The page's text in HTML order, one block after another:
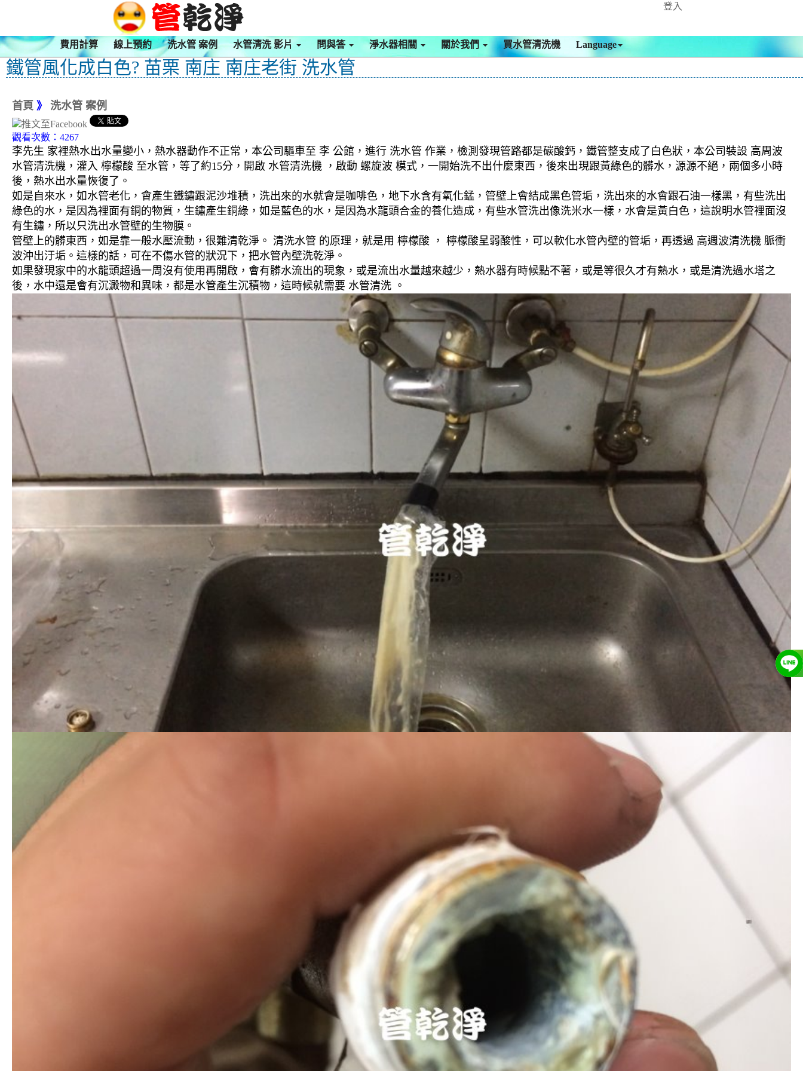
登入
費用計算 線上預約 洗水管 案例 水管清洗 影片 問與答 淨水器相關 關於我們 買水管清洗機 Language
鐵管風化成白色? 苗栗 南庄 南庄老街 洗水管
首頁 》 洗水管 案例
觀看次數：4267
李先生 家裡熱水出水量變小，熱水器動作不正常，本公司驅車至 李 公館，進行 洗水管 作業，檢測發現管路都是碳酸鈣，鐵管整支成了白色狀，本公司裝設 高周波
水管清洗機，灌入 檸檬酸 至水管，等了約15分，開啟 水管清洗機 ，啟動 螺旋波 模式，一開始洗不出什麼東西，後來出現跟黃綠色的髒水，源源不絕，兩個多小時
後，熱水出水量恢復了。
如是自來水，如水管老化，會產生鐵鏽跟泥沙堆積，洗出來的水就會是咖啡色，地下水含有氧化錳，管壁上會結成黑色管垢，洗出來的水會跟石油一樣黑，有些洗出
綠色的水，是因為裡面有銅的物質，生鏽產生銅綠，如是藍色的水，是因為水龍頭合金的養化造成，有些水管洗出像洗米水一樣，水會是黃白色，這說明水管裡面沒
有生鏽，所以只洗出水管壁的生物膜。
管壁上的髒東西，如是靠一般水壓流動，很難清乾淨。 清洗水管 的原理，就是用 檸檬酸 ， 檸檬酸呈弱酸性，可以軟化水管內壁的管垢，再透過 高週波清洗機 脈衝
波沖出汙垢。這樣的話，可在不傷水管的狀況下，把水管內壁洗乾淨。
如果發現家中的水龍頭超過一周沒有使用再開啟，會有髒水流出的現象，或是流出水量越來越少，熱水器有時候點不著，或是等很久才有熱水，或是清洗過水塔之
後，水中還是會有沉澱物和異味，都是水管產生沉積物，這時候就需要 水管清洗 。